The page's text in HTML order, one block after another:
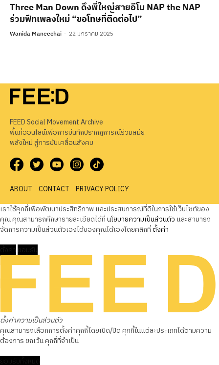
Three Man Down ดึงพี่ใหญ่สายอีโม NAP the NAP
ร่วมฟีทเพลงใหม่ “ขอโทษที่ติดต่อไป”
Wanida Maneechai 22 มกราคม 2025
FEED Social Movement Archive
พื้นที่ออนไลน์เพื่อการบันทึกปรากฏการณ์ร่วมสมัย
พลังใหม่ สู่การขับเคลื่อนสังคม
ABOUT CONTACT
PRIVACY POLICY
เราใช้คุกกี้เพื่อพัฒนาประสิทธิภาพ และประสบการณ์ที่ดีในการใช้เว็บไซต์ของ
คุณ คุณสามารถศึกษารายละเอียดได้ที่นโยบายความเป็นส่วนตัว และสามารถ
จัดการความเป็นส่วนตัวเองได้ของคุณได้เองโดยคลิกที่ตั้งค่า
ตั้งค่าความเป็นส่วนตัว
คุณสามารถเลือกการตั้งค่าคุกกี้โดยเปิด/ปิด คุกกี้ในแต่ละประเภทได้ตามความ
ต้องการ ยกเว้น คุกกี้ที่จำเป็น